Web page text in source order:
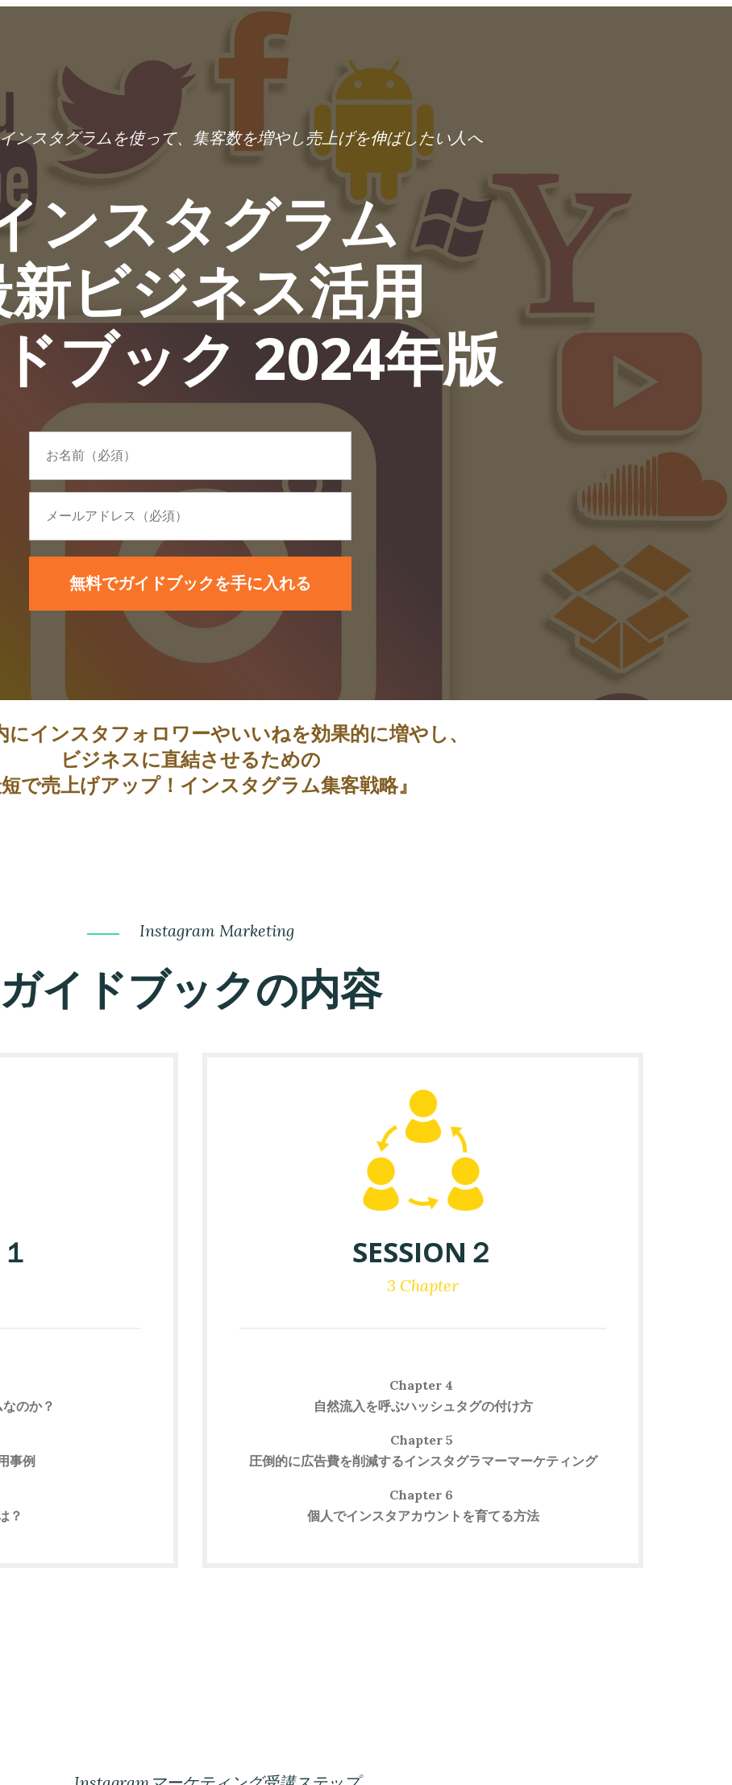
ンスタグラムを使って、集客数を増やし売上げを伸ばしたい人へ
ンスタグラム
ビジネス活用
ブック 2024年版
無料でガイドブックを手に入れる
にインスタフォロワーやいいねを効果的に増やし、
ビジネスに直結させるための
で売上げアップ！インスタグラム集客戦略』
Instagram Marketing
ガイドブックの内容
のか？
事例
？
SESSION２
3 Chapter​
Chapter 4
自然流入を呼ぶハッシュタグの付け方
Chapter 5
圧倒的に広告費を削減するインスタグラマーマーケティング
Chapter 6
個人でインスタアカウントを育てる方法